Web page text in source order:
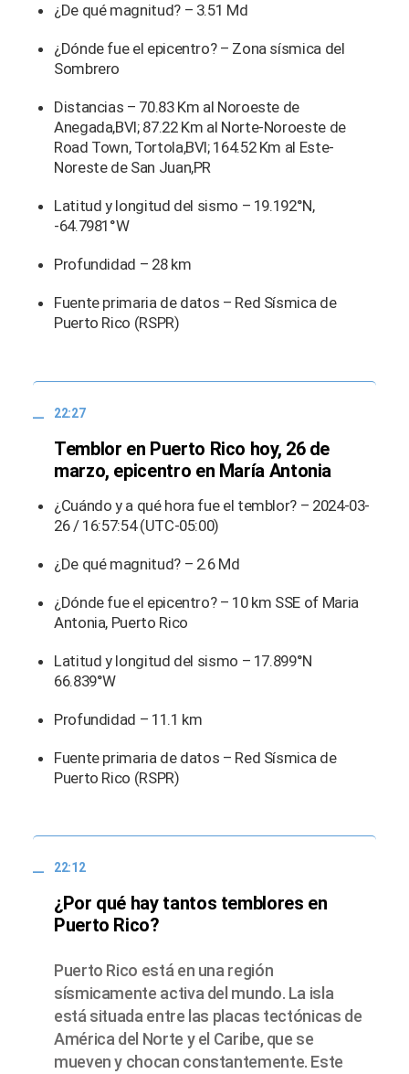
¿De qué magnitud? – 3.51 Md
¿Dónde fue el epicentro? – Zona sísmica del
Sombrero
Distancias – 70.83 Km al Noroeste de
Anegada,BVI; 87.22 Km al Norte-Noroeste de
Road Town, Tortola,BVI; 164.52 Km al Este-
Noreste de San Juan,PR
Latitud y longitud del sismo – 19.192°N,
-64.7981°W
Profundidad – 28 km
Fuente primaria de datos – Red Sísmica de
Puerto Rico (RSPR)
22:27
Temblor en Puerto Rico hoy, 26 de
marzo, epicentro en María Antonia
¿Cuándo y a qué hora fue el temblor? – 2024-03-
26 / 16:57:54 (UTC-05:00)
¿De qué magnitud? – 2.6 Md
¿Dónde fue el epicentro? – 10 km SSE of Maria
Antonia, Puerto Rico
Latitud y longitud del sismo – 17.899°N
66.839°W
Profundidad – 11.1 km
Fuente primaria de datos – Red Sísmica de
Puerto Rico (RSPR)
22:12
¿Por qué hay tantos temblores en
Puerto Rico?
Puerto Rico está en una región
sísmicamente activa del mundo. La isla
está situada entre las placas tectónicas de
América del Norte y el Caribe, que se
mueven y chocan constantemente. Este